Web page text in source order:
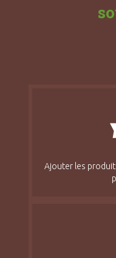
Ajouter les